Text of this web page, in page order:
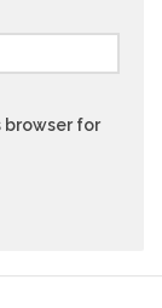
browser for